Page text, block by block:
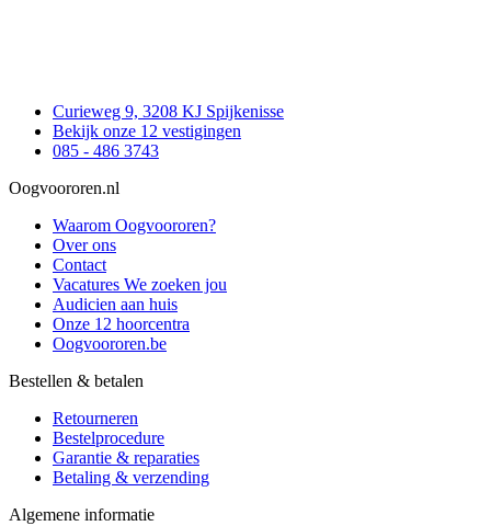
Curieweg 9, 3208 KJ Spijkenisse
Bekijk onze 12 vestigingen
085 - 486 3743
Oogvoororen.nl
Waarom Oogvoororen?
Over ons
Contact
Vacatures We zoeken jou
Audicien aan huis
Onze 12 hoorcentra
Oogvoororen.be
Bestellen & betalen
Retourneren
Bestelprocedure
Garantie & reparaties
Betaling & verzending
Algemene informatie